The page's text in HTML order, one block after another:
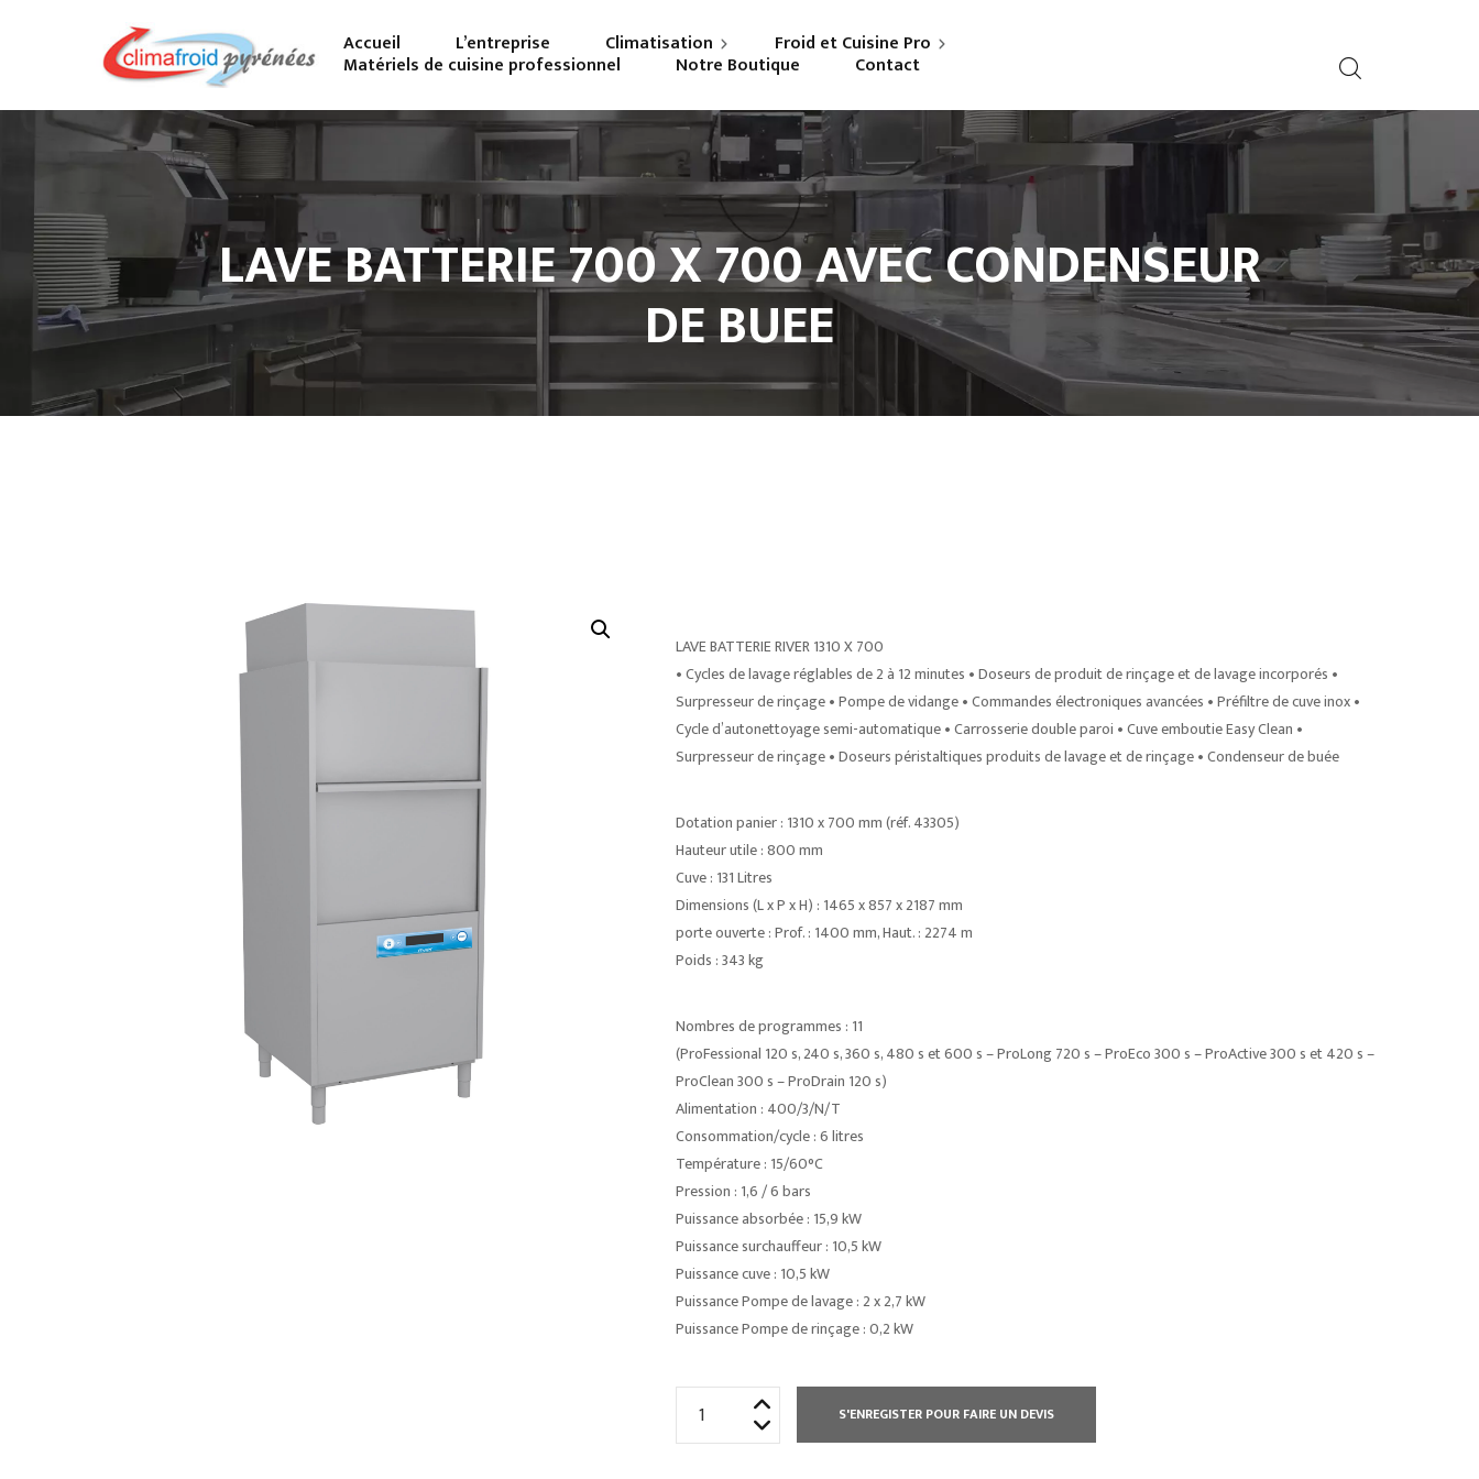
Accueil L’entreprise Climatisation
Particuliers
Professionnels
Froid et Cuisine Pro
Frigoriste professionnel
Cuisiniste
Matériels de cuisine professionnel Notre Boutique Contact
LAVE BATTERIE 700 X 700 AVEC CONDENSEUR
DE BUEE
LAVE BATTERIE RIVER 1310 X 700
• Cycles de lavage réglables de 2 à 12 minutes • Doseurs de produit de rinçage et de lavage incorporés •
Surpresseur de rinçage • Pompe de vidange • Commandes électroniques avancées • Préfiltre de cuve inox •
Cycle d’autonettoyage semi-automatique • Carrosserie double paroi • Cuve emboutie Easy Clean •
Surpresseur de rinçage • Doseurs péristaltiques produits de lavage et de rinçage • Condenseur de buée
Dotation panier : 1310 x 700 mm (réf. 43305)
Hauteur utile : 800 mm
Cuve : 131 Litres
Dimensions (L x P x H) : 1465 x 857 x 2187 mm
porte ouverte : Prof. : 1400 mm, Haut. : 2274 m
Poids : 343 kg
Nombres de programmes : 11
(ProFessional 120 s, 240 s, 360 s, 480 s et 600 s – ProLong 720 s – ProEco 300 s – ProActive 300 s et 420 s –
ProClean 300 s – ProDrain 120 s)
Alimentation : 400/3/N/T
Consommation/cycle : 6 litres
Température : 15/60°C
Pression : 1,6 / 6 bars
Puissance absorbée : 15,9 kW
Puissance surchauffeur : 10,5 kW
Puissance cuve : 10,5 kW
Puissance Pompe de lavage : 2 x 2,7 kW
Puissance Pompe de rinçage : 0,2 kW
S'ENREGISTER POUR FAIRE UN DEVIS